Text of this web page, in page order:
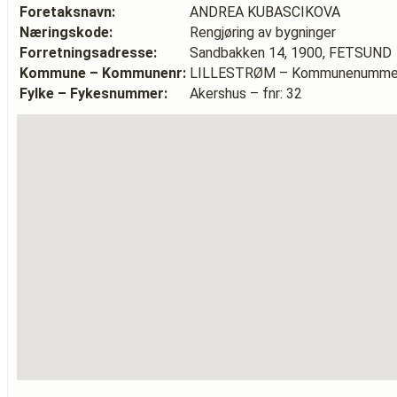
Foretaksnavn:
ANDREA KUBASCIKOVA
Næringskode:
Rengjøring av bygninger
Forretningsadresse:
Sandbakken 14, 1900, FETSUND
Kommune – Kommunenr: LILLESTRØM –
Fylke – Fykesnummer:
Akershus – fnr: 32